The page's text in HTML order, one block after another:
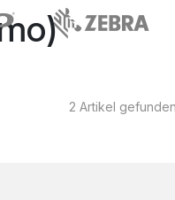
2Artikel gefunden